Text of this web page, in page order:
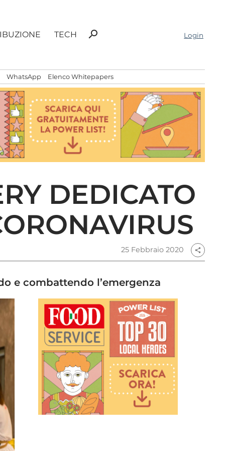
TECH
Ricerca
search Login
WhatsApp Elenco Whitepapers
DEDICATO
25 Febbraio 2020 share
e combattendo l’emergenza